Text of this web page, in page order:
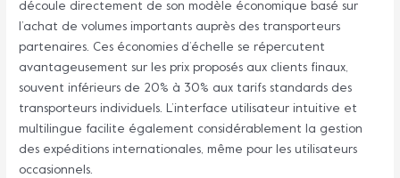
découle directement de son modèle économique basé sur
l’achat de volumes importants auprès des transporteurs
partenaires. Ces économies d’échelle se répercutent
avantageusement sur les prix proposés aux clients finaux,
souvent inférieurs de 20% à 30% aux tarifs standards des
transporteurs individuels. L’interface utilisateur intuitive et
multilingue facilite également considérablement la gestion
des expéditions internationales, même pour les utilisateurs
occasionnels.